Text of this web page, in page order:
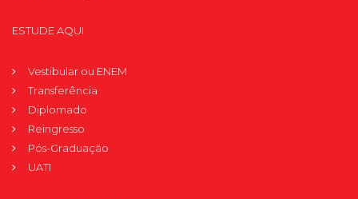
ESTUDE AQUI
Vestibular ou ENEM
Transferência
Diplomado
Reingresso
Pós-Graduação
UATI